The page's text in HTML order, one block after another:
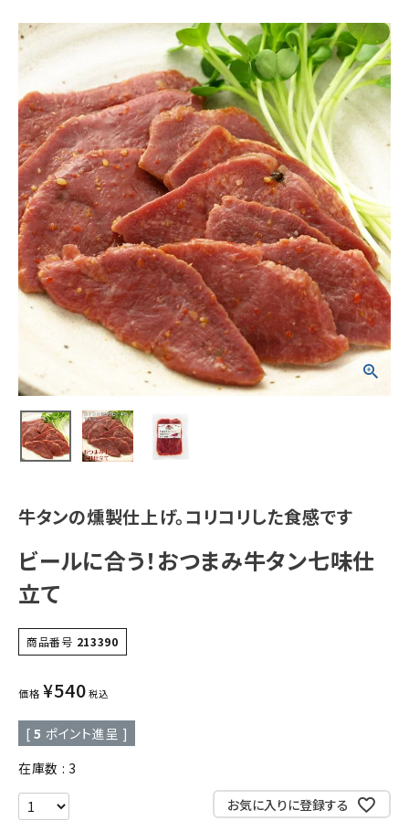
牛タンの燻製仕上げ。コリコリした食感です
ビールに合う！おつまみ牛タン七味仕
立て
商品番号 213390
価格 ¥540 税込
[ 5 ポイント進呈 ]
在庫数
3
お気に入りに登録する